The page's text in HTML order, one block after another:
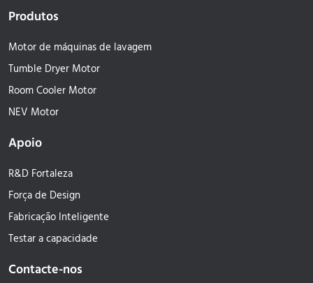
Produtos
Motor de máquinas de lavagem
Tumble Dryer Motor
Room Cooler Motor
NEV Motor
Apoio
R&D Fortaleza
Força de Design
Fabricação Inteligente
Testar a capacidade
Contacte-nos